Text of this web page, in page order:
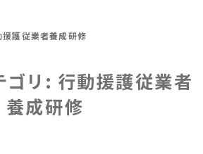
援護従業者養成研修
ゴリ: 行動援護従業者
養成研修